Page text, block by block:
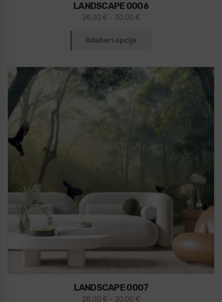
LANDSCAPE 0006
28,00 € – 30,00 €
Odaberi opcije
LANDSCAPE 0007
28,00 € – 30,00 €